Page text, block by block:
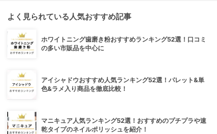
よく見られている人気おすすめ記事
ホワイトニング歯磨き粉おすすめランキング52選！口コミ
の多い市販品を中心に
アイシャドウおすすめ人気ランキング52選！パレット&単
色&ラメ入り商品を徹底比較！
マニキュア人気ランキング52選！おすすめのプチプラや速
乾タイプのネイルポリッシュを紹介！